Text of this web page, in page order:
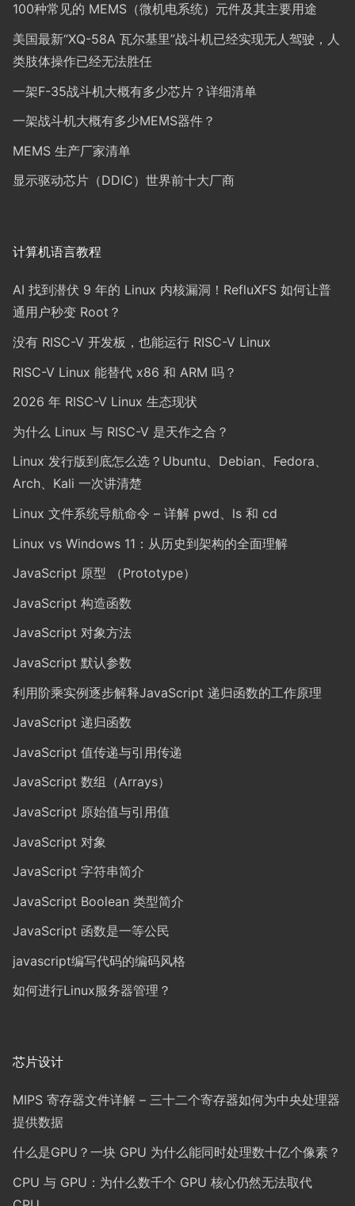
100种常见的 MEMS（微机电系统）元件及其主要用途
美国最新“XQ-58A 瓦尔基里”战斗机已经实现无人驾驶，人
类肢体操作已经无法胜任
一架F-35战斗机大概有多少芯片？详细清单
一架战斗机大概有多少MEMS器件？
MEMS 生产厂家清单
显示驱动芯片（DDIC）世界前十大厂商
计算机语言教程
AI 找到潜伏 9 年的 Linux 内核漏洞！RefluXFS 如何让普
通用户秒变 Root？
没有 RISC-V 开发板，也能运行 RISC-V Linux
RISC-V Linux 能替代 x86 和 ARM 吗？
2026 年 RISC-V Linux 生态现状
为什么 Linux 与 RISC-V 是天作之合？
Linux 发行版到底怎么选？Ubuntu、Debian、Fedora、
Arch、Kali 一次讲清楚
Linux 文件系统导航命令 – 详解 pwd、ls 和 cd
Linux vs Windows 11：从历史到架构的全面理解
JavaScript 原型 （Prototype）
JavaScript 构造函数
JavaScript 对象方法
JavaScript 默认参数
利用阶乘实例逐步解释JavaScript 递归函数的工作原理
JavaScript 递归函数
JavaScript 值传递与引用传递
JavaScript 数组（Arrays）
JavaScript 原始值与引用值
JavaScript 对象
JavaScript 字符串简介
JavaScript Boolean 类型简介
JavaScript 函数是一等公民
javascript编写代码的编码风格
如何进行Linux服务器管理？
芯片设计
MIPS 寄存器文件详解 – 三十二个寄存器如何为中央处理器
提供数据
什么是GPU？一块 GPU 为什么能同时处理数十亿个像素？
CPU 与 GPU：为什么数千个 GPU 核心仍然无法取代